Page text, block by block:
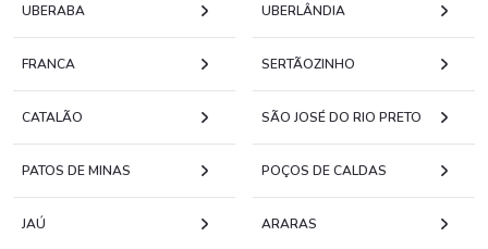
UBERABA UBERLÂNDIA
FRANCA SERTÃOZINHO
CATALÃO SÃO JOSÉ DO RIO PRETO
PATOS DE MINAS POÇOS DE CALDAS
JAÚ ARARAS